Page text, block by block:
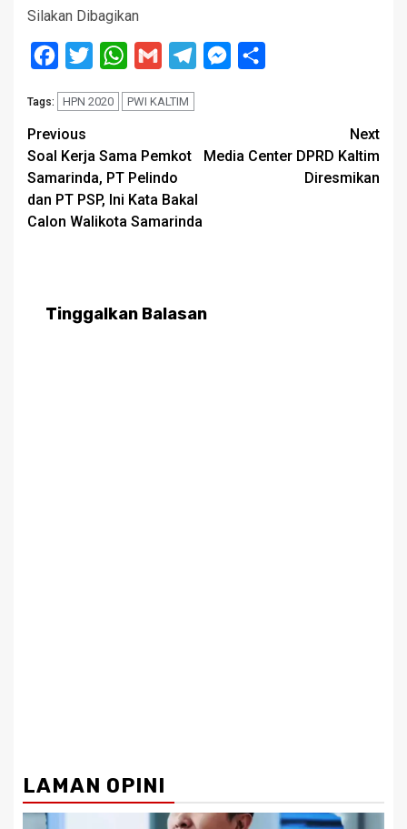
Silakan Dibagikan
Facebook
Twitter WhatsApp
Gmail TelegramMessenger
Tags: HPN 2020 PWI KALTIM
Post
navigation
Previous
Soal Kerja Sama Pemkot
Samarinda, PT Pelindo
dan PT PSP, Ini Kata Bakal
Calon Walikota Samarinda
Next
Media Center DPRD Kaltim
Diresmikan
Tinggalkan Balasan
LAMAN OPINI